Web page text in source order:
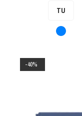
base
TU
Bleu
-40%